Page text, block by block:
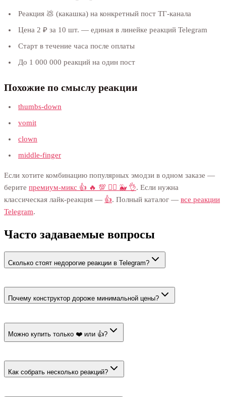
Реакция 💩 (какашка) на конкретный пост ТГ-канала
Цена 2 ₽ за 10 шт. — единая в линейке реакций Telegram
Старт в течение часа после оплаты
До 1 000 000 реакций на один пост
Похожие по смыслу реакции
thumbs-down
vomit
clown
middle-finger
Если хотите комбинацию популярных эмодзи в одном заказе —
берите премиум-микс 👍 🔥 💯 ❤️‍🔥 🐳 👌. Если нужна
классическая лайк-реакция — 👍. Полный каталог — все реакции
Telegram.
Часто задаваемые вопросы
Сколько стоят недорогие реакции в Telegram?
стоит 31 ₽ за 100, сочетание из конструктора — 35 ₽ за 100.
Почему конструктор дороже минимальной цены?
страницы. У конструктора собственная стоимость — 35 ₽ за
100.
Можно купить только ❤️ или 👍?
Смешивать реакции в таком заказе не нужно.
Как собрать несколько реакций?